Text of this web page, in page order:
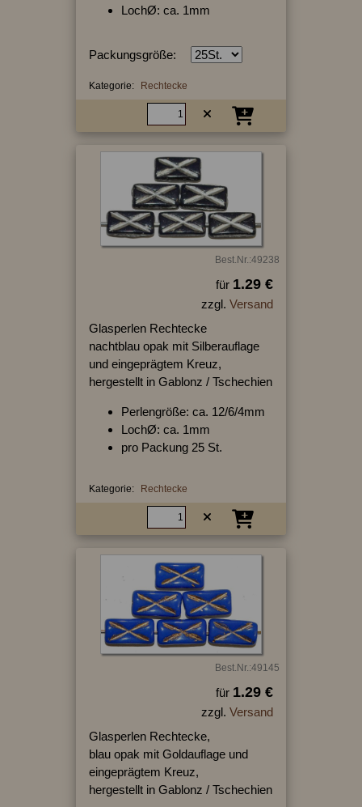
LochØ: ca. 1mm
Packungsgröße:
Kategorie: Rechtecke
Best.Nr.:49238
für 1.29 €
zzgl. Versand
Glasperlen Rechtecke
nachtblau opak mit Silberauflage
und eingeprägtem Kreuz,
hergestellt in Gablonz / Tschechien
Perlengröße: ca. 12/6/4mm
LochØ: ca. 1mm
pro Packung 25 St.
Kategorie: Rechtecke
Best.Nr.:49145
für 1.29 €
zzgl. Versand
Glasperlen Rechtecke,
blau opak mit Goldauflage und
eingeprägtem Kreuz,
hergestellt in Gablonz / Tschechien